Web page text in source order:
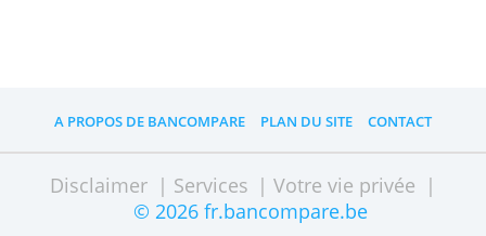
accompagné pour sélectionner le pack